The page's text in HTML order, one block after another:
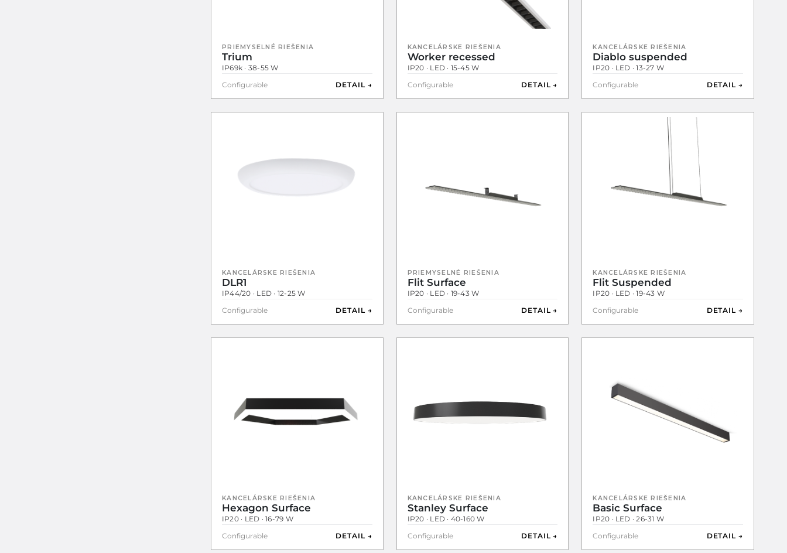
PRIEMYSELNÉ RIEŠENIA
Trium
IP69k · 38-55 W
Configurable DETAIL →
KANCELÁRSKE RIEŠENIA
Worker recessed
IP20 · LED · 15-45 W
Configurable DETAIL →
KANCELÁRSKE RIEŠENIA
Diablo suspended
IP20 · LED · 13-27 W
Configurable DETAIL →
KANCELÁRSKE RIEŠENIA
DLR1
IP44/20 · LED · 12-25 W
Configurable DETAIL →
PRIEMYSELNÉ RIEŠENIA
Flit Surface
IP20 · LED · 19-43 W
Configurable DETAIL →
KANCELÁRSKE RIEŠENIA
Flit Suspended
IP20 · LED · 19-43 W
Configurable DETAIL →
KANCELÁRSKE RIEŠENIA
Hexagon Surface
IP20 · LED · 16-79 W
Configurable DETAIL →
KANCELÁRSKE RIEŠENIA
Stanley Surface
IP20 · LED · 40-160 W
Configurable DETAIL →
KANCELÁRSKE RIEŠENIA
Basic Surface
IP20 · LED · 26-31 W
Configurable DETAIL →